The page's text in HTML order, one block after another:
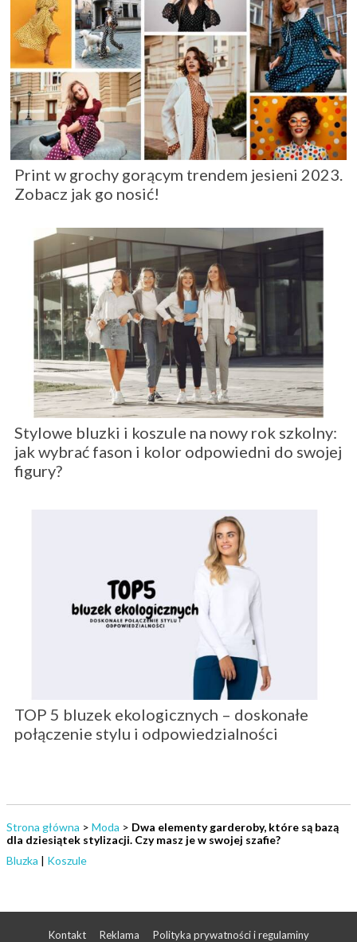
Print w grochy gorącym trendem jesieni 2023.
Zobacz jak go nosić!
Stylowe bluzki i koszule na nowy rok szkolny:
jak wybrać fason i kolor odpowiedni do swojej
figury?
TOP 5 bluzek ekologicznych – doskonałe
połączenie stylu i odpowiedzialności
Strona główna > Moda > Dwa elementy garderoby, które są bazą
dla dziesiątek stylizacji. Czy masz je w swojej szafie?
Bluzka | Koszule
Kontakt Reklama Polityka prywatności i regulaminy